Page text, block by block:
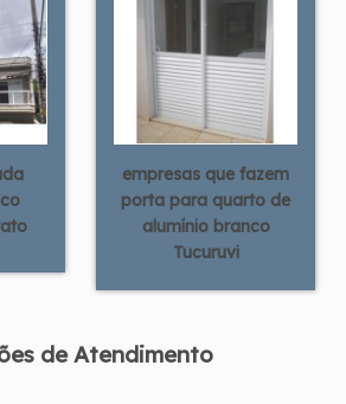
empresas que fazem
porta para quarto de
alumínio branco
Tucuruvi
de Atendimento